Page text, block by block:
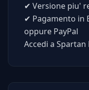
✔ Versione piu'
✔ Pagamento in
oppure PayPal
Accedi a